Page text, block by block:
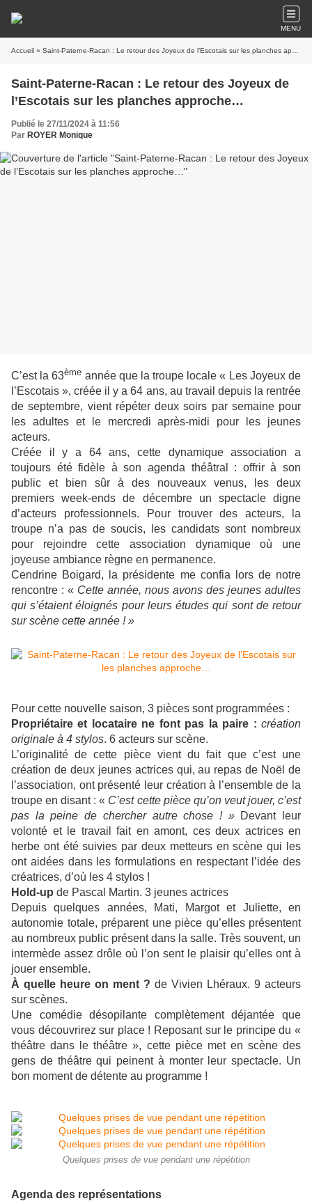
MENU
Accueil » Saint-Paterne-Racan : Le retour des Joyeux de l’Escotais sur les planches approche…
Saint-Paterne-Racan : Le retour des Joyeux de
l’Escotais sur les planches approche…
Publié le 27/11/2024 à 11:56
Par ROYER Monique
C’est la 63ème année que la troupe locale « Les Joyeux de
l’Escotais », créée il y a 64 ans, au travail depuis la rentrée
de septembre, vient répéter deux soirs par semaine pour
les adultes et le mercredi après-midi pour les jeunes
acteurs.
Créée il y a 64 ans, cette dynamique association a
toujours été fidèle à son agenda théâtral : offrir à son
public et bien sûr à des nouveaux venus, les deux
premiers week-ends de décembre un spectacle digne
d’acteurs professionnels. Pour trouver des acteurs, la
troupe n’a pas de soucis, les candidats sont nombreux
pour rejoindre cette association dynamique où une
joyeuse ambiance règne en permanence.
Cendrine Boigard, la présidente me confia lors de notre
rencontre : « Cette année, nous avons des jeunes adultes
qui s’étaient éloignés pour leurs études qui sont de retour
sur scène cette année ! »
Pour cette nouvelle saison, 3 pièces sont programmées :
Propriétaire et locataire ne font pas la paire : création
originale à 4 stylos. 6 acteurs sur scène.
L’originalité de cette pièce vient du fait que c’est une
création de deux jeunes actrices qui, au repas de Noël de
l’association, ont présenté leur création à l’ensemble de la
troupe en disant : « C’est cette pièce qu’on veut jouer, c’est
pas la peine de chercher autre chose ! »Devant leur
volonté et le travail fait en amont, ces deux actrices en
herbe ont été suivies par deux metteurs en scène qui les
ont aidées dans les formulations en respectant l’idée des
créatrices, d’où les 4 stylos !
Hold-up de Pascal Martin. 3 jeunes actrices
Depuis quelques années, Mati, Margot et Juliette, en
autonomie totale, préparent une pièce qu’elles présentent
au nombreux public présent dans la salle. Très souvent, un
intermède assez drôle où l’on sent le plaisir qu’elles ont à
jouer ensemble.
À quelle heure on ment ? de Vivien Lhéraux. 9 acteurs
sur scènes.
Une comédie désopilante complètement déjantée que
vous découvrirez sur place ! Reposant sur le principe du «
théâtre dans le théâtre », cette pièce met en scène des
gens de théâtre qui peinent à monter leur spectacle. Un
bon moment de détente au programme !
Quelques prises de vue pendant une répétition
Agenda des représentations